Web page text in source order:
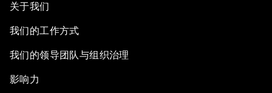
关于我们
我们的工作方式
我们的领导团队与组织治理
影响力